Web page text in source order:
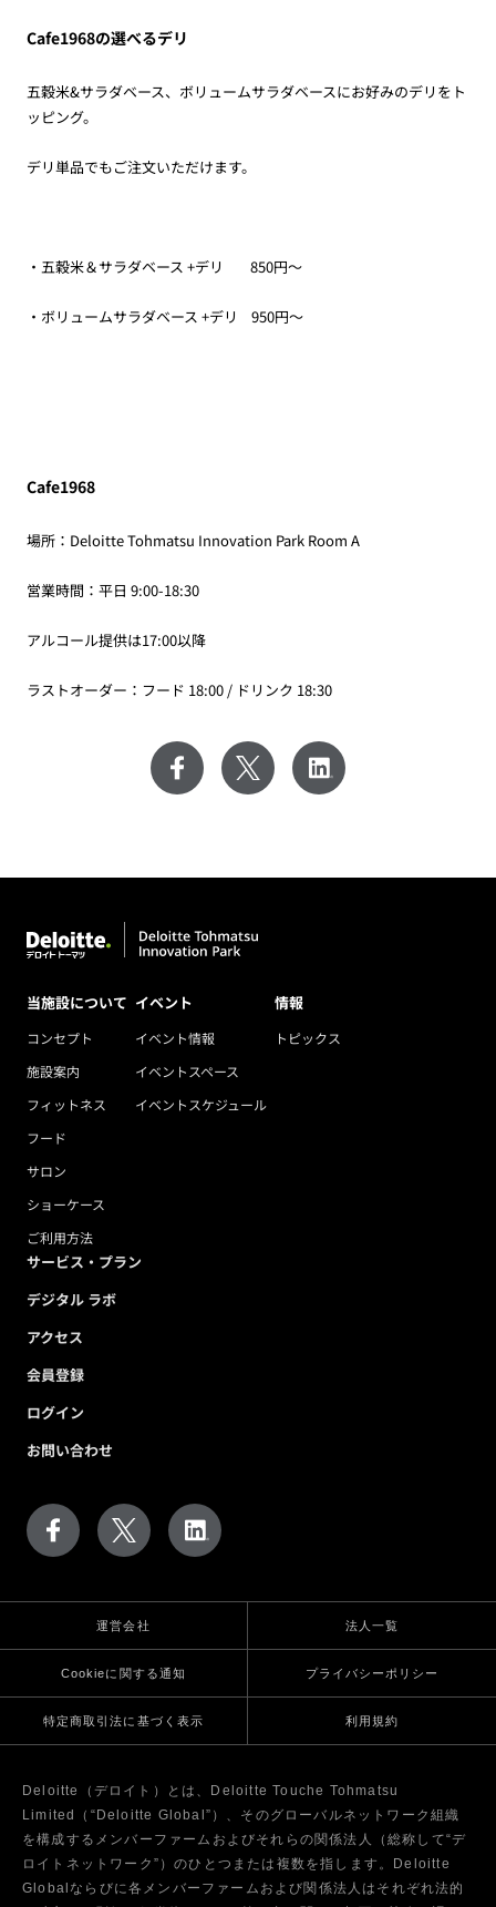
Cafe1968の選べるデリ
五穀米&サラダベース、ボリュームサラダベースにお好みのデリをト
ッピング。
デリ単品でもご注文いただけます。
・五穀米＆サラダベース +デリ 850円～
・ボリュームサラダベース +デリ 950円～
Cafe1968
場所：Deloitte Tohmatsu Innovation Park Room A
営業時間：平日 9:00-18:30
アルコール提供は17:00以降
ラストオーダー：フード 18:00 / ドリンク 18:30
当施設について
コンセプト
施設案内
フィットネス
フード
サロン
ショーケース
ご利用方法
イベント
イベント情報
イベントスペース
イベントスケジュール
情報
トピックス
サービス・プラン
デジタル ラボ
アクセス
会員登録
ログイン
お問い合わせ
運営会社 法人一覧
Cookieに関する通知 プライバシーポリシー
特定商取引法に基づく表示 利用規約
Deloitte（デロイト）とは、Deloitte Touche Tohmatsu
Limited（“Deloitte Global”）、そのグローバルネットワーク組織
を構成するメンバーファームおよびそれらの関係法人（総称して“デ
ロイトネットワーク”）のひとつまたは複数を指します。Deloitte
Globalならびに各メンバーファームおよび関係法人はそれぞれ法的